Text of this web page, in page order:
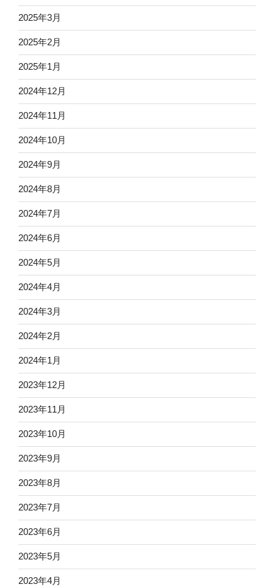
2025年3月
2025年2月
2025年1月
2024年12月
2024年11月
2024年10月
2024年9月
2024年8月
2024年7月
2024年6月
2024年5月
2024年4月
2024年3月
2024年2月
2024年1月
2023年12月
2023年11月
2023年10月
2023年9月
2023年8月
2023年7月
2023年6月
2023年5月
2023年4月